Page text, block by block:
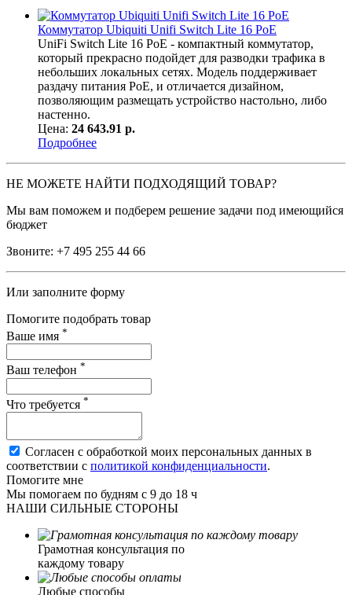
Коммутатор Ubiquiti Unifi Switch Lite 16 PoE
UniFi Switch Lite 16 PoE - компактный коммутатор,
который прекрасно подойдет для разводки трафика в
небольших локальных сетях. Модель поддерживает
раздачу питания PoE, и отличается дизайном,
позволяющим размещать устройство настольно, либо
настенно.
Цена: 24 643.91 р.
Подробнее
НЕ МОЖЕТЕ НАЙТИ ПОДХОДЯЩИЙ ТОВАР?
Мы вам поможем и подберем решение задачи под имеющийся
бюджет
Звоните: +7 495 255 44 66
Или заполните форму
Помогите подобрать товар
Ваше имя *
Ваш телефон *
Что требуется *
Согласен с обработкой моих персональных данных в
соответствии с политикой конфиденциальности.
Помогите мне
Мы помогаем по будням с 9 до 18 ч
НАШИ СИЛЬНЫЕ СТОРОНЫ
Грамотная консультация по
каждому товару
Любые способы